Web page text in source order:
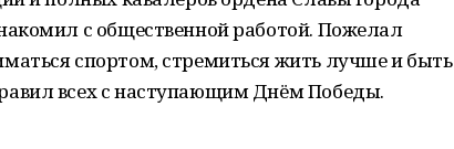
с общественной работой. Пожелал
спортом, стремиться жить лучше и быть
всех с наступающим Днём Победы.